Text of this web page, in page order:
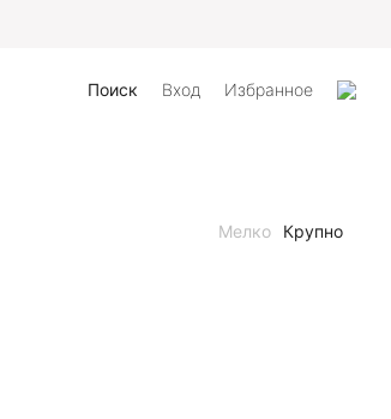
Поиск Вход Избранное
Мелко Крупно